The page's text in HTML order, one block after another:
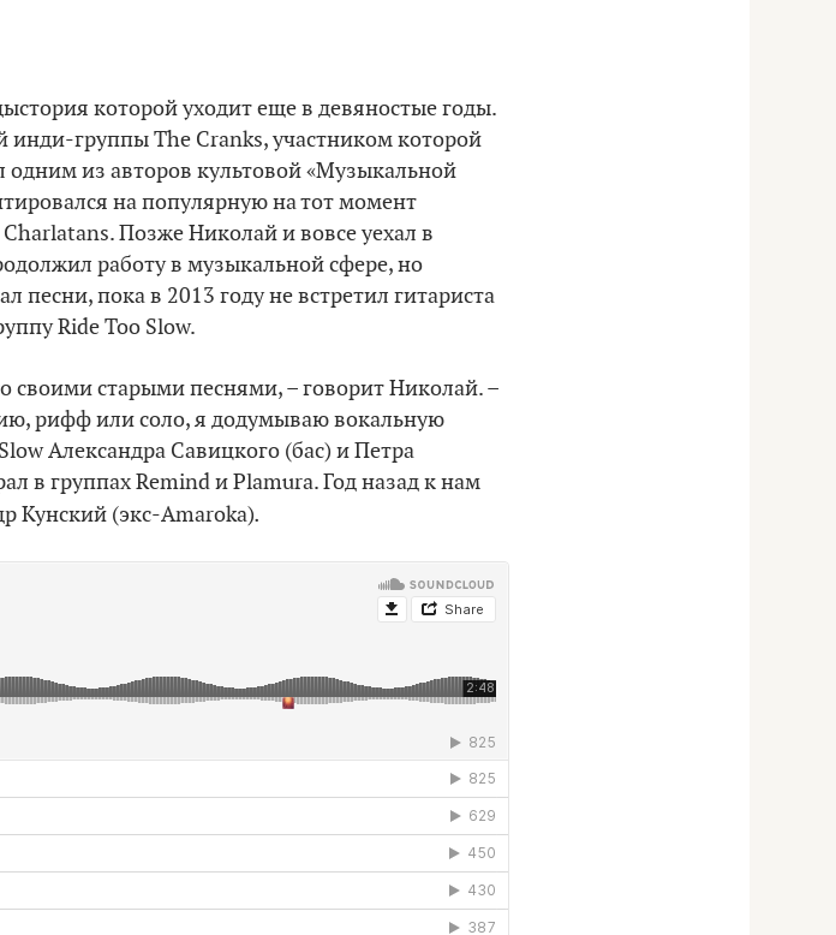
которой уходит еще в девяностые годы.
инди-группы The Cranks, участником которой
из авторов культовой «Музыкальной
на популярную на тот момент
Позже Николай и вовсе уехал в
работу в музыкальной сфере, но
песни, пока в 2013 году не встретил гитариста
Ride Too Slow.
своими старыми песнями, – говорит Николай. –
рифф или соло, я додумываю вокальную
Александра Савицкого (бас) и Петра
в группах Remind и Plamura. Год назад к нам
Кунский (экс-Amaroka).